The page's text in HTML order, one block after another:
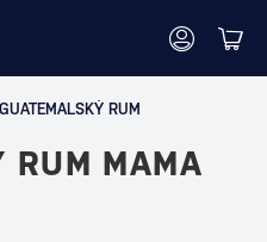
GUATEMALSKÝ RUM
RUM MAMA